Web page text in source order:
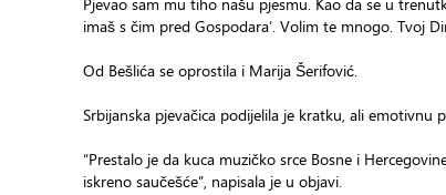
imaš s čim pred Gospodara’. Volim te mnogo. Tvoj
Od Bešlića se oprostila i Marija Šerifović.
Srbijanska pjevačica podijelila je kratku, ali
“Prestalo je da kuca muzičko srce Bosne i
iskreno saučešće”, napisala je u objavi.